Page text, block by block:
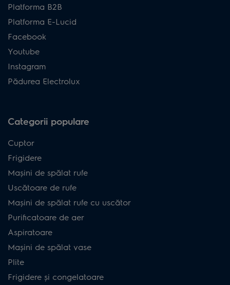
Platforma B2B
Platforma E-Lucid
Facebook
Youtube
Instagram
Pădurea Electrolux
Categorii populare
Cuptor
Frigidere
Mașini de spălat rufe
Uscătoare de rufe
Mașini de spălat rufe cu uscător
Purificatoare de aer
Aspiratoare
Mașini de spălat vase
Plite
Frigidere și congelatoare